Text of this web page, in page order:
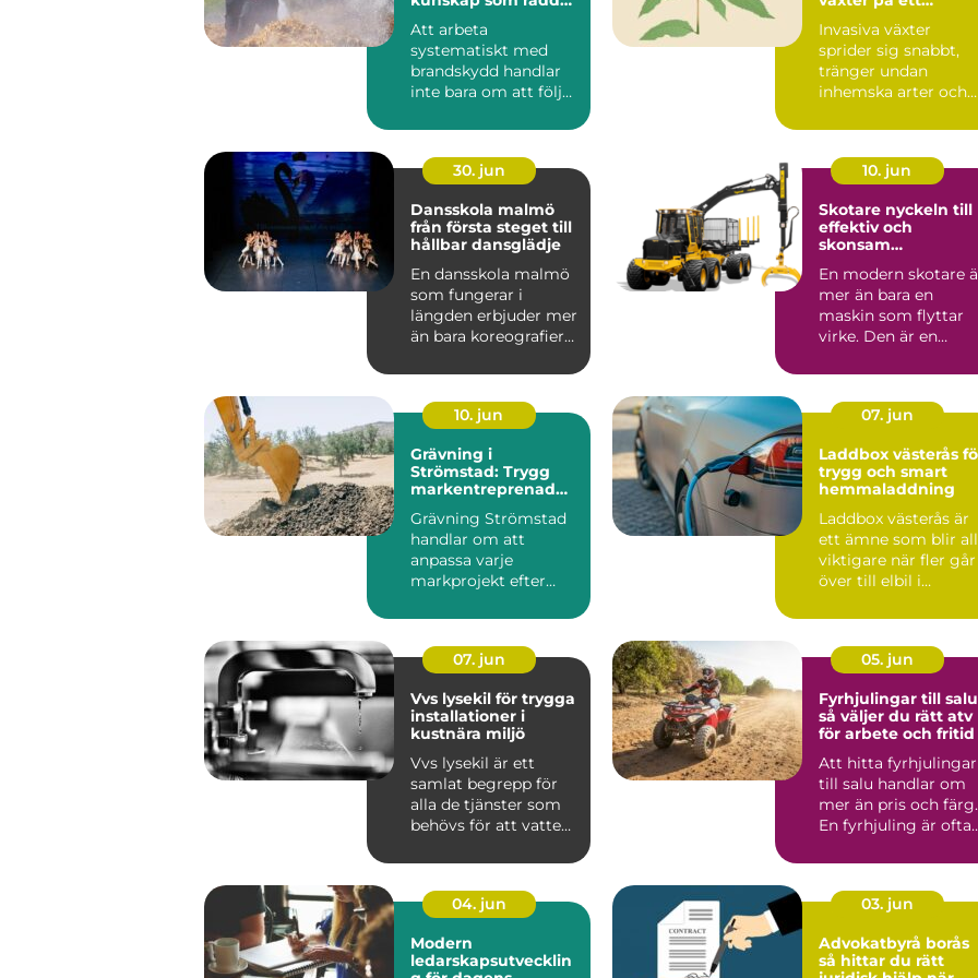
Att arbeta
systematiskt med
brandskydd handlar
inte bara om att följa
handlar ...
Invasiva växter
sprider sig snabbt,
tränger undan
inhemska arter och
livsmiljöer. Kon...
30. jun
Dansskola malmö
från första steget till
hållbar dansglädje
En dansskola malmö
som fungerar i
längden erbjuder mer
än bara koreografier
genomtänkt...
10. jun
Skotare nyckeln till
effektiv och
skonsam
En modern skotare
mer än bara en
maskin som flyttar
virke. Den är en
mellan avverk...
10. jun
Grävning i
Strömstad: Trygg
markentreprenad
Grävning Strömstad
handlar om att
anpassa varje
markprojekt efter
speciella f...
07. jun
Laddbox västerås
trygg och smart
hemmaladdning
Laddbox västerås är
ett ämne som blir
viktigare när fler går
över till elbil i
07. jun
Vvs lysekil för trygga
installationer i
kustnära miljö
Vvs lysekil är ett
samlat begrepp för
alla de tjänster som
behövs för att vatten,
05. jun
Fyrhjulingar till salu
så väljer du rätt atv
för arbete och fritid
Att hitta fyrhjulingar
till salu handlar om
mer än pris och färg.
En fyrhjuling är ofta
04. jun
Modern
ledarskapsutvecklin
03. jun
Advokatbyrå borås
så hittar du rätt